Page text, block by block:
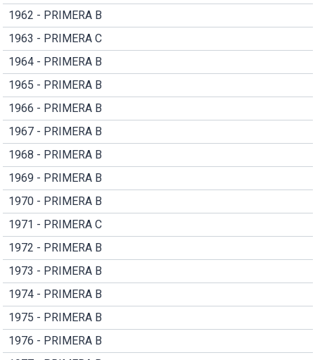
1962 - PRIMERA B
1963 - PRIMERA C
1964 - PRIMERA B
1965 - PRIMERA B
1966 - PRIMERA B
1967 - PRIMERA B
1968 - PRIMERA B
1969 - PRIMERA B
1970 - PRIMERA B
1971 - PRIMERA C
1972 - PRIMERA B
1973 - PRIMERA B
1974 - PRIMERA B
1975 - PRIMERA B
1976 - PRIMERA B